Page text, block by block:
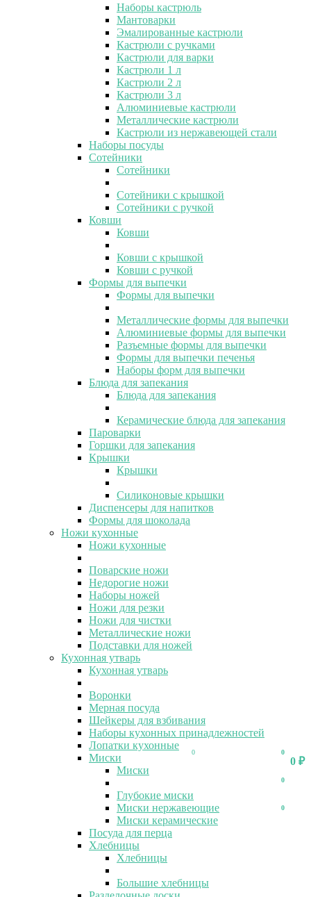
0
0 ₽
0
0
0
Наборы кастрюль
Мантоварки
Эмалированные кастрюли
Кастрюли с ручками
Кастрюли для варки
Кастрюли 1 л
Кастрюли 2 л
Кастрюли 3 л
Алюминиевые кастрюли
Металлические кастрюли
Кастрюли из нержавеющей стали
Наборы посуды
Сотейники
Сотейники
Сотейники с крышкой
Сотейники с ручкой
Ковши
Ковши
Ковши с крышкой
Ковши с ручкой
Формы для выпечки
Формы для выпечки
Металлические формы для выпечки
Алюминиевые формы для выпечки
Разъемные формы для выпечки
Формы для выпечки печенья
Наборы форм для выпечки
Блюда для запекания
Блюда для запекания
Керамические блюда для запекания
Пароварки
Горшки для запекания
Крышки
Крышки
Силиконовые крышки
Диспенсеры для напитков
Формы для шоколада
Ножи кухонные
Ножи кухонные
Поварские ножи
Недорогие ножи
Наборы ножей
Ножи для резки
Ножи для чистки
Металлические ножи
Подставки для ножей
Кухонная утварь
Кухонная утварь
Воронки
Мерная посуда
Шейкеры для взбивания
Наборы кухонных принадлежностей
Лопатки кухонные
Миски
Миски
Глубокие миски
Миски нержавеющие
Миски керамические
Посуда для перца
Хлебницы
Хлебницы
Большие хлебницы